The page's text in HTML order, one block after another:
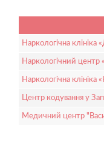
Наркологічна клініка
Наркологічний центр
Наркологічна
Центр кодування у
Медичний центр